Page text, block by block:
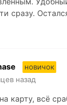
сразу.
новичок
назад
карту, всё